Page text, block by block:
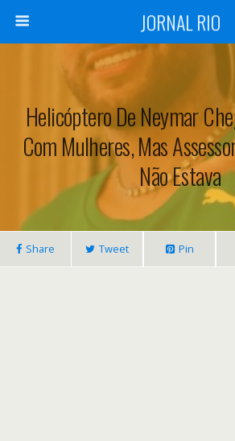
JORNAL RIO
Helicóptero De Neymar
Com Mulheres, Mas
Não Estava
Share Tweet Pin